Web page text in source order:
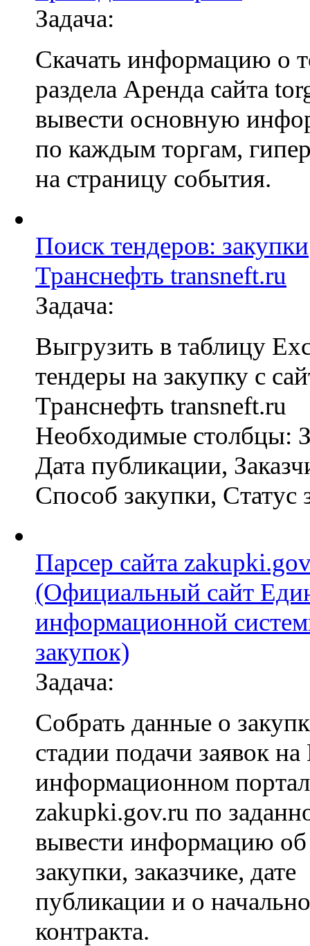
Задача:
Скачать информацию о
раздела Аренда сайта
вывести основную
по каждым торгам,
на страницу события.
Поиск тендеров: закупки
Транснефть transneft.ru
Задача:
Выгрузить в таблицу
тендеры на закупку с
Транснефть transneft.ru
Необходимые столбцы:
Дата публикации,
Способ закупки, Статус
Парсер сайта
(Официальный сайт
информационной
закупок)
Задача:
Собрать данные о
стадии подачи заявок
информационном
zakupki.gov.ru по
вывести информацию об
закупки, заказчике, дате
публикации и о
контракта.